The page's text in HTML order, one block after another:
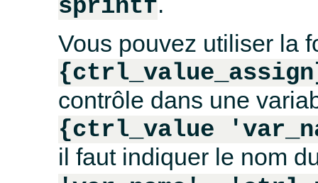
sprintf
Vous pouvez utiliser la
contrôle dans une
{ctrl_value
il faut indiquer le nom